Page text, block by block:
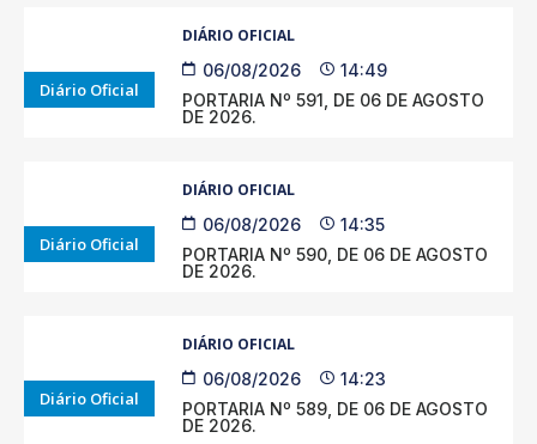
Diário Oficial
DIÁRIO OFICIAL
06/08/2026
14:49
PORTARIA Nº 591, DE 06 DE AGOSTO
DE 2026.
Diário Oficial
DIÁRIO OFICIAL
06/08/2026
14:35
PORTARIA Nº 590, DE 06 DE AGOSTO
DE 2026.
Diário Oficial
DIÁRIO OFICIAL
06/08/2026
14:23
PORTARIA Nº 589, DE 06 DE AGOSTO
DE 2026.